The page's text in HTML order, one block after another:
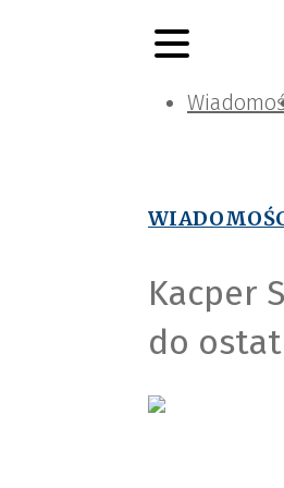
Kacper
do